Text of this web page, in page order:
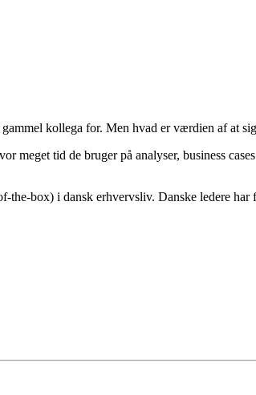
kollega for. Men hvad er værdien af at
tid de bruger på analyser, business
box) i dansk erhvervsliv. Danske ledere